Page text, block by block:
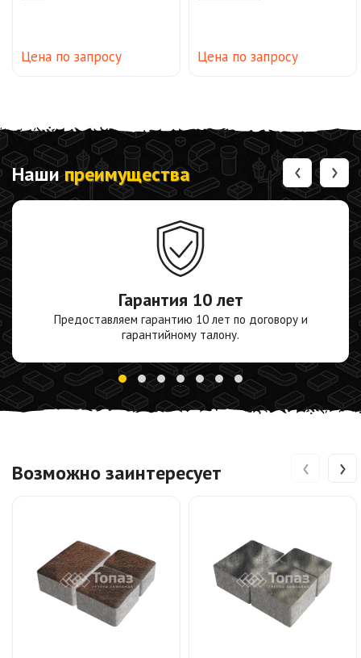
Цена по запросу Цена по запросу
Нашипреимущества
Гарантия 10 лет
Предоставляем гарантию 10 лет по договору и
гарантийному талону.
‹ ›
Возможно заинтересует ‹ ›